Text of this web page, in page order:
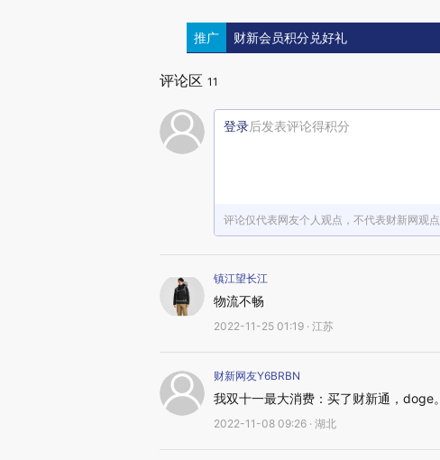
推广 财新会员积分兑好礼
评论区 11
登录后发表评论得积分
评论仅代表网友个人观点，不代表财新网观点
镇江望长江
物流不畅
2022-11-25 01:19 · 江苏
财新网友Y6BRBN
我双十一最大消费：买了财新通，doge。
2022-11-08 09:26 · 湖北